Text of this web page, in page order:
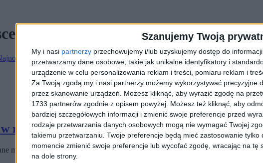
Szanujemy Twoją
My i nasi partnerzy przechowujemy i/lub uzyskujemy dostęp do
przetwarzamy dane osobowe, takie jak unikalne identyfikatory i
urządzenie w celu personalizowania reklam i treści, pomiaru reklam i
Za Twoją zgodą my i nasi partnerzy możemy wykorzystywać precyzyjne
przez skanowanie urządzeń. Możesz kliknąć, aby wyrazić zgodę na
1733 partnerów zgodnie z opisem powyżej. Możesz też kliknąć, aby
bardziej szczegółowych informacji i zmienić swoje preferencje przed
rodzaje przetwarzania danych osobowych mogą nie wymagać Twojej
takiemu przetwarzaniu. Twoje preferencje będą mieć zastosowanie tylko
momencie zmienić swoje preferencje lub wycofać zgodę, wracając na tę
na dole strony.
NRIX
Polecane
rankingu najbardziej zakorkowanych miast
miasto w Polsce i 53. na świecie – wynika z najnowszego raportu